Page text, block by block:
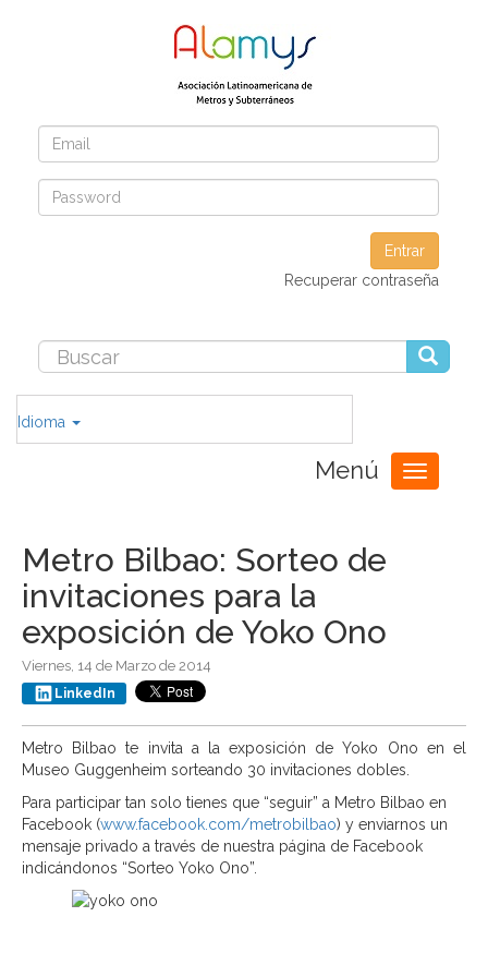
Entrar
Recuperar contraseña
Idioma
Menú
Toggle
navigation
Metro Bilbao: Sorteo de
invitaciones para la
exposición de Yoko Ono
Viernes, 14 de Marzo de 2014
LinkedIn
Metro Bilbao te invita a
la exposición de Yoko Ono en el
Museo Guggenheim sorteando 30 invitaciones dobles.
Para participar tan solo tienes que “seguir” a Metro Bilbao en
Facebook (www.facebook.com/metrobilbao) y enviarnos un
mensaje privado a través de nuestra página de Facebook
indicándonos “Sorteo Yoko Ono”.